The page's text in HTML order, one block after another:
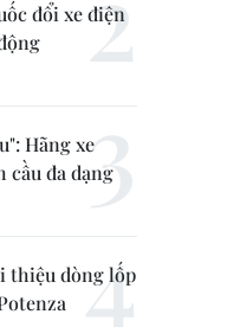
đổi xe điện
Hãng xe
cầu đa dạng
thiệu dòng lốp